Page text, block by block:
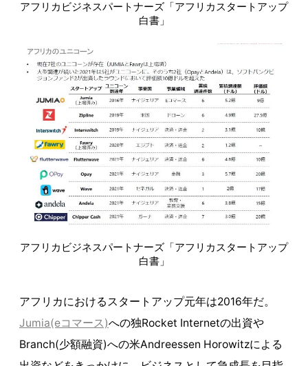
アフリカビジネスパートナーズ「アフリカスタートアップ
白書」
アフリカビジネスパートナーズ「アフリカスタートアップ
白書」
アフリカにおけるスタートアップ元年は2016年だ。
Jumia(eコマース)への独Rocket Internetの出資や
Branch(少額融資)への米Andreessen Horowitzによる